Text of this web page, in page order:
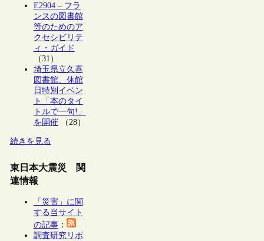
E2904 – フラ
ンスの図書館
等のためのア
クセシビリテ
ィ・ガイド
（31）
埼玉県立久喜
図書館、休館
日特別イベン
ト「本のタイ
トルで一句!」
を開催（28）
続きを見る
東日本大震災 関
連情報
「災害」に関
する当サイト
の記事：
調査研究リポ